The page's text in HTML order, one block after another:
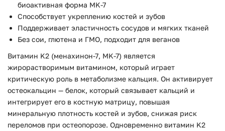
биоактивная форма MK-7
Способствует укреплению костей и зубов
Поддерживает эластичность сосудов и мягких тканей
Без сои, глютена и ГМО, подходит для веганов
Витамин K2 (менахинон-7, MK-7) является
жирорастворимым витамином, который играет
критическую роль в метаболизме кальция. Он активирует
остеокальцин — белок, который связывает кальций и
интегрирует его в костную матрицу, повышая
минеральную плотность костей и зубов, снижая риск
переломов при остеопорозе. Одновременно витамин K2